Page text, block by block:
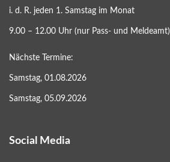
i. d. R. jeden 1. Samstag im Monat
9.00 – 12.00 Uhr (nur Pass- und Meldeamt)
Nächste Termine:
Samstag, 01.08.2026
Samstag, 05.09.2026
Social Media